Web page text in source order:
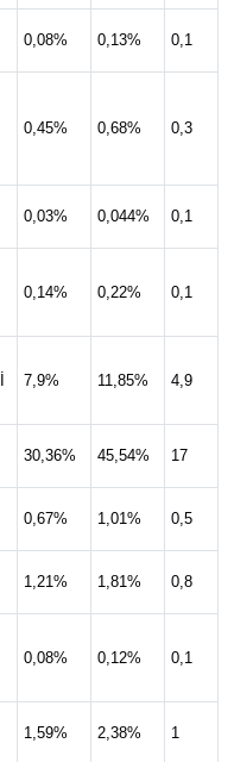
0,08% 0,13% 0,1
0,45% 0,68% 0,3
0,03% 0,044% 0,1
0,14% 0,22% 0,1
7,9% 11,85% 4,9
30,36% 45,54% 17
0,67% 1,01% 0,5
1,21% 1,81% 0,8
0,08% 0,12% 0,1
1,59% 2,38% 1